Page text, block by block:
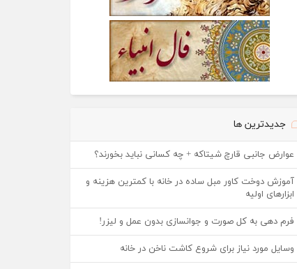
جدیدترین ها
عوارض جانبی قارچ شیتاکه + چه کسانی نباید بخورند؟
آموزش دوخت کاور مبل ساده در خانه با کمترین هزینه و
ابزارهای اولیه
فرم دهی به کل صورت و جوانسازی بدون عمل و لیزر!
وسایل مورد نیاز برای شروع کاشت ناخن در خانه